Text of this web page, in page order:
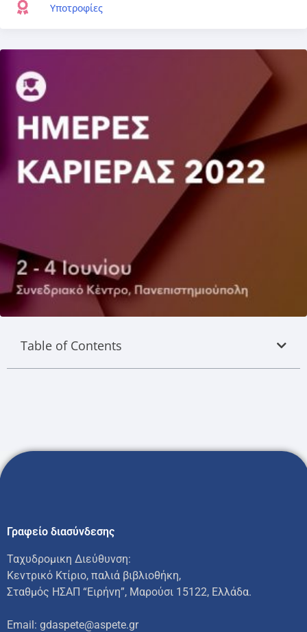
Υποτροφίες
Table of Contents
Γραφείο διασύνδεσης
Ταχυδρομικη Διεύθυνση:
Κεντρικό Κτίριο, παλιά βιβλιοθήκη,
Σταθμός ΗΣΑΠ “Ειρήνη”, Μαρούσι 15122, Ελλάδα.
Email: gdaspete@aspete.gr